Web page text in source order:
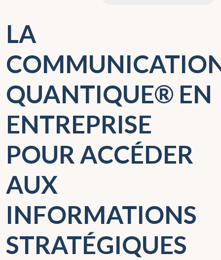
LA
QUANTIQUE® EN
ENTREPRISE
POUR ACCÉDER
AUX
INFORMATIONS
STRATÉGIQUES